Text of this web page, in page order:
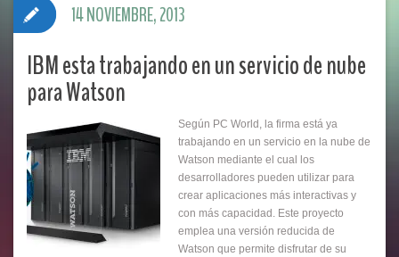
IBM esta trabajando en un servicio de nube
para Watson
Según PC World, la firma está ya
trabajando en un servicio en la nube de
Watson mediante el cual los
desarrolladores pueden utilizar para
crear aplicaciones más interactivas y
con más capacidad. Este proyecto
emplea una versión reducida de
Watson que permite disfrutar de su
14 NOVIEMBRE, 2013